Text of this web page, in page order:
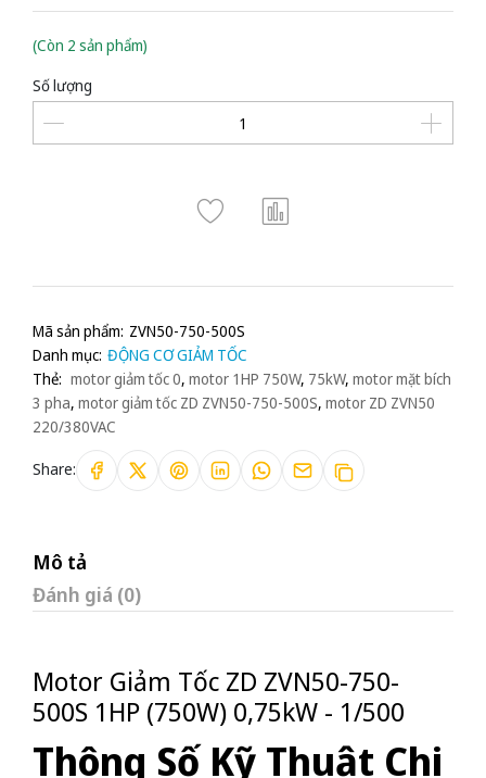
(Còn 2 sản phẩm)
Số lượng
Mã sản phẩm: ZVN50-750-500S
Danh mục: ĐỘNG CƠ GIẢM TỐC
Thẻ: motor giảm tốc 0, motor 1HP 750W, 75kW, motor mặt bích
3 pha, motor giảm tốc ZD ZVN50-750-500S, motor ZD ZVN50
220/380VAC
Share:
Mô tả
Đánh giá (0)
Motor Giảm Tốc ZD ZVN50-750-
500S 1HP (750W) 0,75kW - 1/500
Thông Số Kỹ Thuật Chi